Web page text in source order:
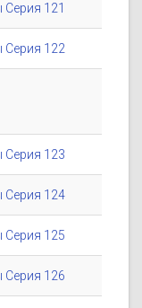
121
Серия 122
Серия 123
Серия 124
Серия 125
Серия 126